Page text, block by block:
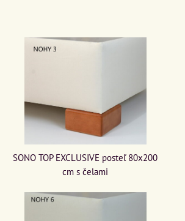
SONO TOP EXCLUSIVE posteľ 80x200
cm s čelami